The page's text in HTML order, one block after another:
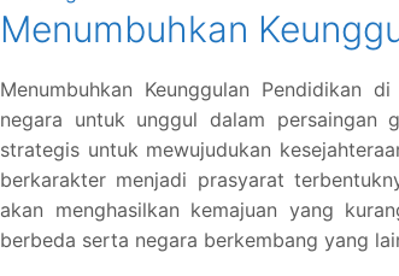
Menumbuhkan
Menumbuhkan Keunggulan Pendidikan
negara untuk unggul dalam persaingan
strategis untuk mewujudukan
berkarakter menjadi prasyarat
akan menghasilkan kemajuan yang
berbeda serta negara berkembang yang